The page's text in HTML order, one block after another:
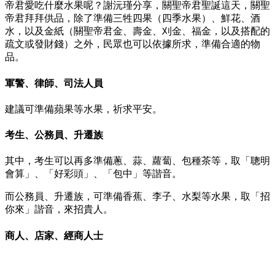
帝君愛吃什麼水果呢？謝沅瑾分享，關聖帝君聖誕這天，關聖
帝君拜拜供品，除了準備三牲四果（四季水果）、鮮花、酒
水，以及金紙（關聖帝君金、壽金、刈金、福金，以及搭配的
疏文或發財錢）之外，民眾也可以依據所求，準備合適的物
品。
軍警、律師、司法人員
建議可準備蘋果等水果，祈求平安。
考生、公務員、升遷族
其中，考生可以再多準備蔥、蒜、蘿蔔、包種茶等，取「聰明
會算」、「好彩頭」、「包中」等諧音。
而公務員、升遷族，可準備香蕉、李子、水梨等水果，取「招
你來」諧音，來招貴人。
商人、店家、經商人士